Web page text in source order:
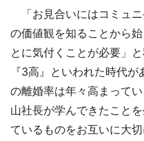
「お見合いにはコミュ
の価値観を知ることから
とに気付くことが必要」
『3高』といわれた時代
の離婚率は年々高まって
山社長が学んできたこと
ているものをお互いに大